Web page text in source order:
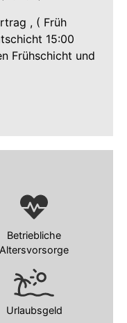
, ( Früh
15:00
Frühschicht und
Betriebliche
Altersvorsorge
Urlaubsgeld